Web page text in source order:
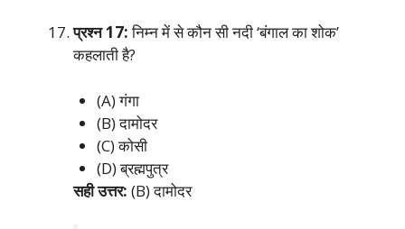
प्रश्न 17:निम्न में से कौन सी नदी ‘बंगाल का शोक’
कहलाती है?
(A) गंगा
(B) दामोदर
(C) कोसी
(D) ब्रह्मपुत्र
सही उत्तर: (B) दामोदर